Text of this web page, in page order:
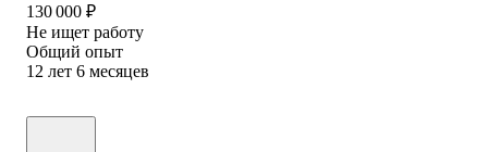
130 000 ₽
Не ищет работу
Общий опыт
12 лет 6 месяцев